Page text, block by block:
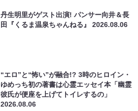
丹生明里がゲスト出演! パンサー向井＆長
田『くるま温泉ちゃんねる』2026.08.06
“エロ”と“怖い”が融合!? 3時のヒロイン・
ゆめっち初の著書は心霊エッセイ本「幽霊
彼氏が便座を上げてトイレするの」
2026.08.06